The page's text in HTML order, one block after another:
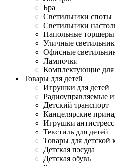
Бра
Светильники споты
Светильники
Напольные торшеры
Уличные
Офисные
Лампочки
Комплектующие для
Товары для детей
Игрушки для детей
Радиоуправляемые
Детский транспорт
Канцелярские
Игрушки антистресс
Текстиль для детей
Товары для детской
Детская посуда
Детская обувь